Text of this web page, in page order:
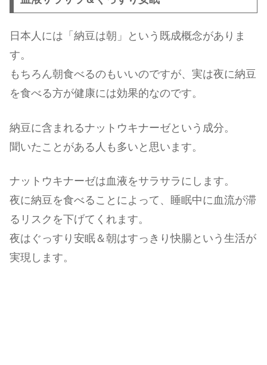
日本人には「納豆は朝」という既成概念がありま
す。
もちろん朝食べるのもいいのですが、実は夜に納豆
を食べる方が健康には効果的なのです。
納豆に含まれるナットウキナーゼという成分。
聞いたことがある人も多いと思います。
ナットウキナーゼは血液をサラサラにします。
夜に納豆を食べることによって、睡眠中に血流が滞
るリスクを下げてくれます。
夜はぐっすり安眠＆朝はすっきり快腸という生活が
実現します。